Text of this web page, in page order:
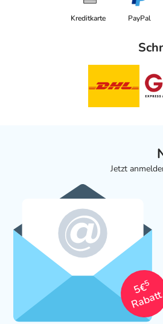
Kreditkarte PayPal
Jetzt
5€
5
Rabatt